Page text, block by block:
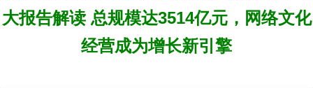
大报告解读 总规模达3514亿元，网络文化
经营成为增长新引擎